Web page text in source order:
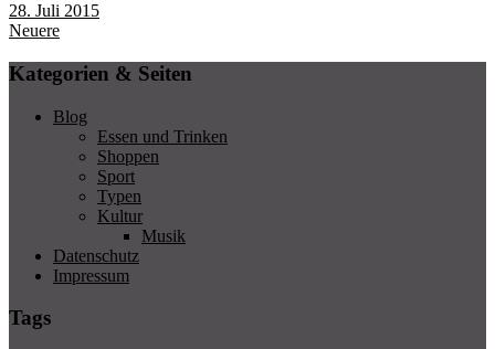
28. Juli 2015
Neuere
Kategorien & Seiten
Blog
Essen und Trinken
Shoppen
Sport
Typen
Kultur
Musik
Datenschutz
Impressum
Tags